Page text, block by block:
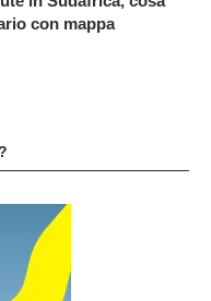
con mappa